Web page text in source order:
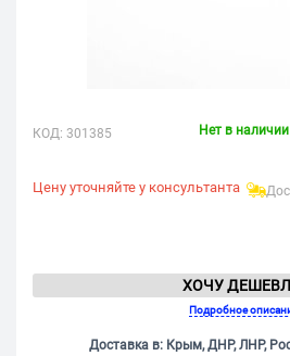
КОД: 301385 Нет в наличии
Цену уточняйте у консультанта
ХОЧУ
Подробное
Доставка в: Крым, ДНР, ЛНР,